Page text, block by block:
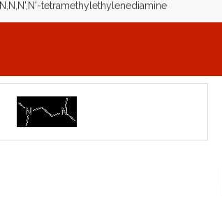
N,N,N',N'-tetramethylethylenediamine